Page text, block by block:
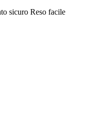
sicuro Reso facile